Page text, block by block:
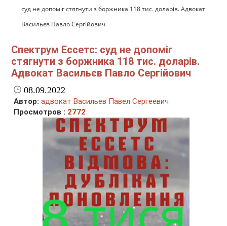
суд не допоміг стягнути з боржника 118 тис. доларів. Адвокат
Васильєв Павло Сергійович
Спектрум Ессетс: суд не допоміг
стягнути з боржника 118 тис. доларів.
Адвокат Васильєв Павло Сергійович
08.09.2022
Автор: адвокат Васильев Павел Сергеевич
Просмотров : 2772